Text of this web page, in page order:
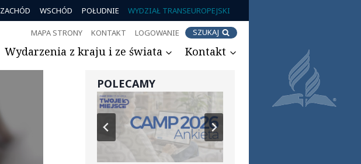
ZACHÓD WSCHÓD POŁUDNIE WYDZIAŁ TRANSEUROPEJSKI
MAPA STRONY KONTAKT LOGOWANIE SZUKAJ
Wydarzenia z kraju i ze świata Kontakt
POLECAMY